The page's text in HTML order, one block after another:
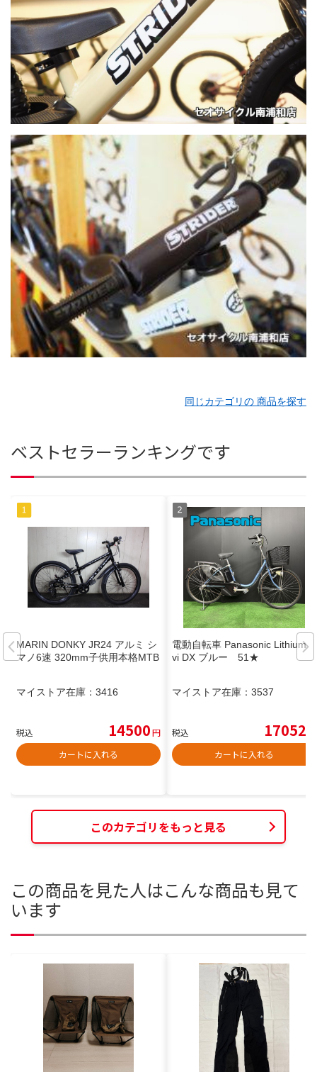
同じカテゴリの 商品を探す
ベストセラーランキングです
MARIN DONKY JR24 アルミ シ
マノ6速 320mm子供用本格MTB
マイストア在庫： 3416
税込 14500円
カートに入れる
電動自転車 Panasonic Lithium vi
vi DX ブルー 51★
マイストア在庫： 3537
税込 17052
カートに入れる
このカテゴリをもっと見る
この商品を見た人はこんな商品も見て
います